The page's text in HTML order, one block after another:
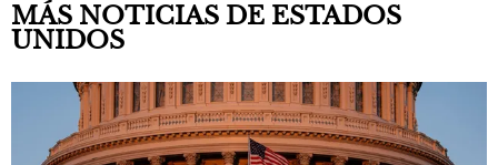
MÁS NOTICIAS DE ESTADOS
UNIDOS